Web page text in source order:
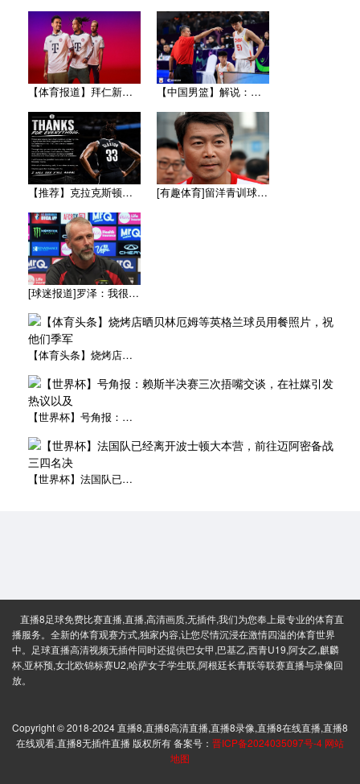
【体育报道】拜仁新赛季客场球衣：白色辅以蓝与红色，被誉为近年 【中国男篮】解说：杨瀚森8月为国出征没问题 因为后面两个窗口
【推荐】克拉克斯顿发文致谢篮网：感恩七年岁月 布鲁克林永远是 [有趣体育]留洋青训球员谈申思：不仅教会我踢球，更影响了我价
[球迷报道]罗泽：我很开心来到这里，球员的态度和球队的精神面
【体育头条】烧烤店晒贝林厄姆等英格兰球员用餐照片，祝他们季军
【世界杯】号角报：赖斯半决赛三次捂嘴交谈，在社媒引发热议以及
【世界杯】法国队已经离开波士顿大本营，前往迈阿密备战三四名决
直播8足球免费比赛直播,直播,高清画质,无插件,我们为您奉上最专业的体育直
播服务。全新的体育观赛方式,独家内容,让您尽情沉浸在激情四溢的体育世界
中。足球直播高清视频无插件同时还提供巴女甲,巴基乙,西青U19,阿女乙,麒麟
杯,亚杯预,女北欧锦标赛U2,哈萨女子学生联,阿根廷长青联等联赛直播与录像回
放。
Copyright © 2018-2024 直播8,直播8高清直播,直播8录像,直播8在线直播,直播8
在线观看,直播8无插件直播 版权所有 备案号： 晋ICP备2024035097号-4 网站
地图